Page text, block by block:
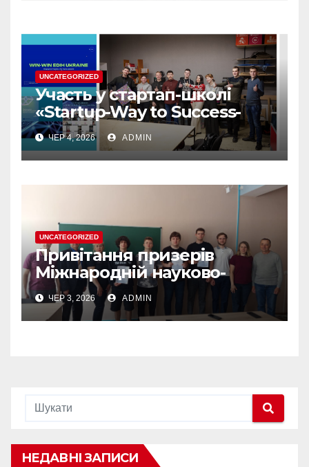
UNCATEGORIZED
Участь у стартап-школі
«Startup-Way to Success-
2026» — цінний досвід для
розвитку власних
інноваційних ідей
ЧЕР 4, 2026 ADMIN
UNCATEGORIZED
Привітання призерів
Міжнародній науково-
практичній конференції
“ЮНІСТЬ НАУКИ”
ЧЕР 3, 2026 ADMIN
НЕДАВНІ ЗАПИСИ